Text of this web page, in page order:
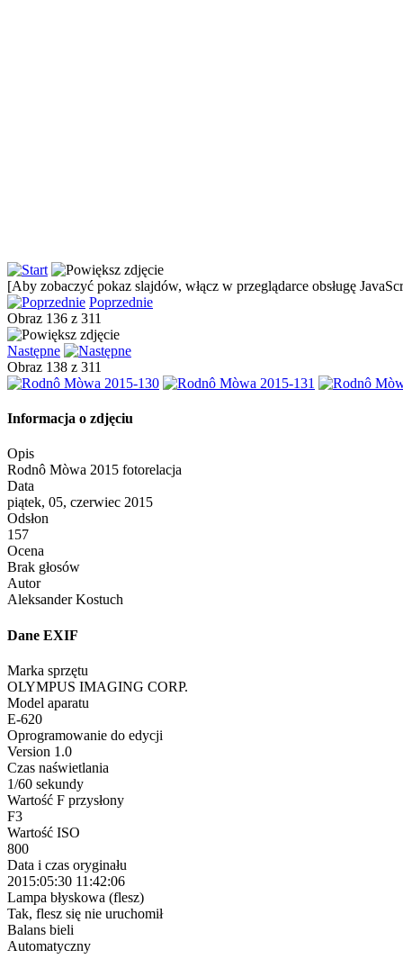
[Aby zobaczyć pokaz slajdów, włącz w przeglądarce obsługę
Poprzednie
Obraz 136 z 311
Następne
Obraz 138 z 311
Informacja o zdjęciu
Opis
Rodnô Mòwa 2015 fotorelacja
Data
piątek, 05, czerwiec 2015
Odsłon
157
Ocena
Brak głosów
Autor
Aleksander Kostuch
Dane EXIF
Marka sprzętu
OLYMPUS IMAGING CORP.
Model aparatu
E-620
Oprogramowanie do edycji
Version 1.0
Czas naświetlania
1/60 sekundy
Wartość F przysłony
F3
Wartość ISO
800
Data i czas oryginału
2015:05:30 11:42:06
Lampa błyskowa (flesz)
Tak, flesz się nie uruchomił
Balans bieli
Automatyczny